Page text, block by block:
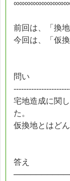
前回は、「換
今回は、「仮
問い
宅地造成に関
た。
仮換地とはど
答え